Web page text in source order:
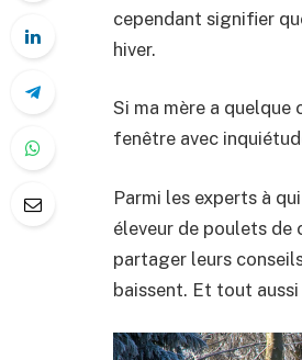
cependant signifier
hiver.
Si ma mère a quelque
fenêtre avec
Parmi les experts à
éleveur de poulets de
partager leurs
baissent. Et tout